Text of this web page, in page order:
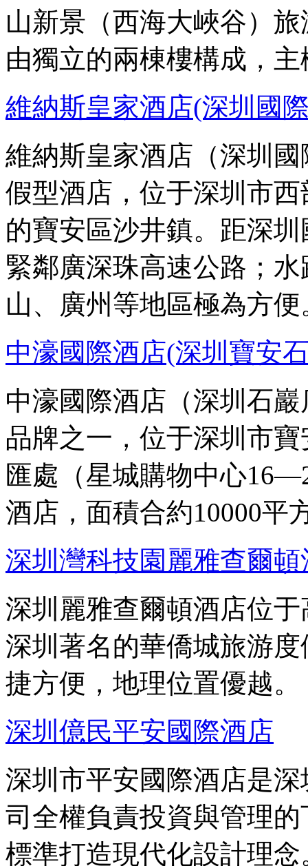
山新景（西海大峽谷）
由獨立的兩棟樓構成，
維納斯皇家酒店(深圳國
維納斯皇家酒店（深圳
假型酒店，位于深圳市
的寶安區沙井鎮。距深
緊鄰廣深珠高速公路；
山、廣州等地區極為方便
中濠國際酒店(深圳寶安
中濠國際酒店（深圳石
品牌之一，位于深圳市
匯處（星城購物中心
酒店，面積合約10000平
深圳灣科技園麗雅查爾頓
深圳麗雅查爾頓酒店位
深圳著名的華僑城旅游
捷方便，地理位置優越。
深圳億民平安國際酒店
深圳市平安國際酒店是
司全權負責投資與管理
標準打造現代化設計理